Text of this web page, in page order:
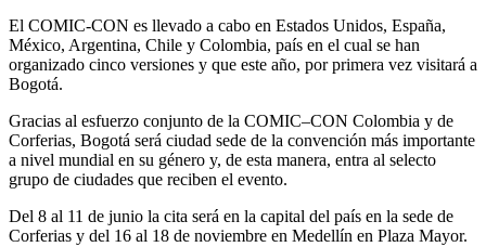
El COMIC-CON es llevado a cabo en Estados Unidos, España,
México, Argentina, Chile y Colombia, país en el cual se han
organizado cinco versiones y que este año, por primera vez visitará a
Bogotá.
Gracias al esfuerzo conjunto de la COMIC–CON Colombia y de
Corferias, Bogotá será ciudad sede de la convención más importante
a nivel mundial en su género y, de esta manera, entra al selecto
grupo de ciudades que reciben el evento.
Del 8 al 11 de junio la cita será en la capital del país en la sede de
Corferias y del 16 al 18 de noviembre en Medellín en Plaza Mayor.